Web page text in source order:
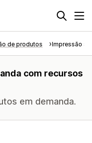
de produtos Impressão
com recursos
em demanda.